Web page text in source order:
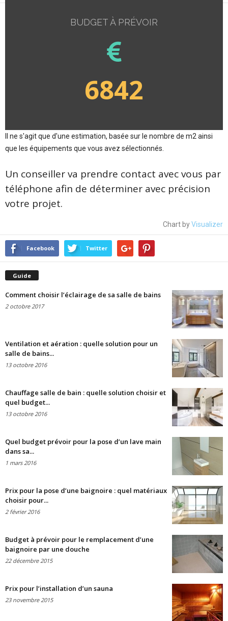
BUDGET À PRÉVOIR
6842
Il ne s'agit que d'une estimation, basée sur le nombre de m2 ainsi
que les équipements que vous avez sélectionnés.
Un conseiller va prendre contact avec vous par
téléphone afin de déterminer avec précision
votre projet.
Chart byVisualizer
Facebook Twitter
Guide
Comment choisir l’éclairage de sa salle de bains
2 octobre 2017
Ventilation et aération : quelle solution pour un
salle de bains...
13 octobre 2016
Chauffage salle de bain : quelle solution choisir et
quel budget...
13 octobre 2016
Quel budget prévoir pour la pose d’un lave main
dans sa...
1 mars 2016
Prix pour la pose d’une baignoire : quel matériaux
choisir pour...
2 février 2016
Budget à prévoir pour le remplacement d’une
baignoire par une douche
22 décembre 2015
Prix pour l’installation d’un sauna
23 novembre 2015